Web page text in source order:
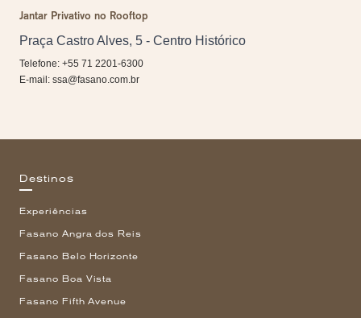
Jantar Privativo no Rooftop
Praça Castro Alves, 5 - Centro Histórico
Telefone: +55 71 2201-6300
E-mail: ssa@fasano.com.br
Destinos
Experiências
Fasano Angra dos Reis
Fasano Belo Horizonte
Fasano Boa Vista
Fasano Fifth Avenue